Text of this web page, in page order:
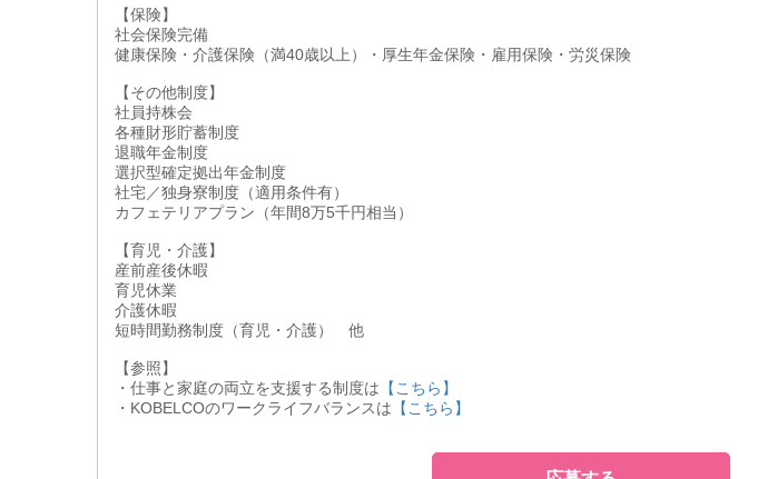
【保険】
社会保険完備
健康保険・介護保険（満40歳以上）・厚生年金保険・雇用保険・労災保険
【その他制度】
社員持株会
各種財形貯蓄制度
退職年金制度
選択型確定拠出年金制度
社宅／独身寮制度（適用条件有）
カフェテリアプラン（年間8万5千円相当）
【育児・介護】
産前産後休暇
育児休業
介護休暇
短時間勤務制度（育児・介護） 他
【参照】
・仕事と家庭の両立を支援する制度は 【こちら】
・KOBELCOのワークライフバランスは 【こちら】